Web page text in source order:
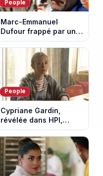
People
Marc-Emmanuel
Dufour frappé par un
terrible incendie : son
chalet part en fumée
People
Cypriane Gardin,
révélée dans HPI,
lance une cagnotte
après des difficultés
financières